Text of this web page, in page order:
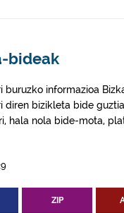
bideak
informazioa
diren bizikleta bide
hala nola bide-mota,
ZIP